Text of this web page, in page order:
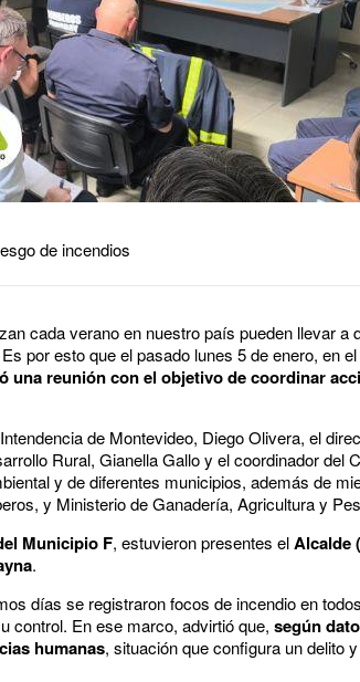
de incendios
cada verano en nuestro país pueden llevar a
por esto que el pasado lunes 5 de enero, en el
una reunión con el objetivo de coordinar
de Montevideo, Diego Olivera, el
Rural, Gianella Gallo y el coordinador del
y de diferentes municipios, además de
y Ministerio de Ganadería, Agricultura y
Municipio F, estuvieron presentes elAlcalde
.
días se registraron focos de incendio en
control. En ese marco, advirtió que, según
humanas, situación que configura un delito